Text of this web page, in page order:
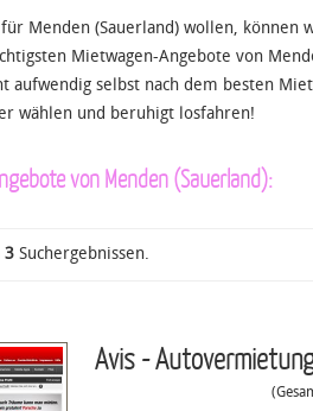
für Menden (Sauerland) wollen,
Mietwagen-Angebote von
aufwendig selbst nach dem besten
wählen und beruhigt losfahren!
von Menden (Sauerland):
3 Suchergebnissen.
Avis - Autovermietung